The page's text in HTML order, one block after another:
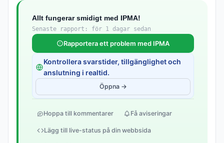
Allt fungerar smidigt med IPMA!
Senaste rapport: för 1 dagar sedan
Rapportera ett problem med IPMA
Kontrollera svarstider, tillgänglighet och
anslutning i realtid.
Öppna →
Hoppa till kommentarer Få aviseringar
Lägg till live-status på din webbsida